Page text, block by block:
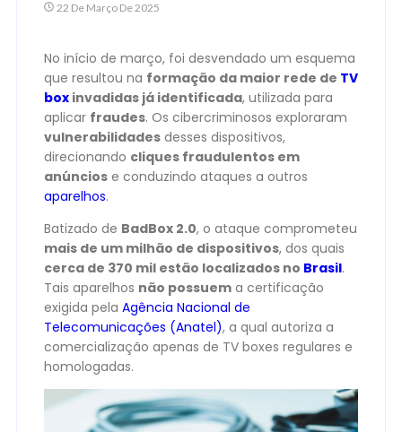
22 De Março De 2025
No início de março, foi desvendado um esquema
que resultou na formação da maior rede de TV
box invadidas já identificada, utilizada para
aplicar fraudes. Os cibercriminosos exploraram
vulnerabilidades desses dispositivos,
direcionando cliques fraudulentos em
anúncios e conduzindo ataques a outros
aparelhos.
Batizado de BadBox 2.0, o ataque comprometeu
mais de um milhão de dispositivos, dos quais
cerca de 370 mil estão localizados no Brasil.
Tais aparelhos não possuem a certificação
exigida pela Agência Nacional de
Telecomunicações (Anatel), a qual autoriza a
comercialização apenas de TV boxes regulares e
homologadas.